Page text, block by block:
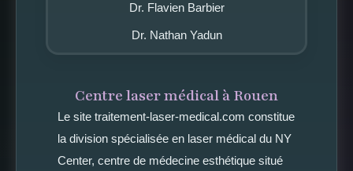
Dr. Flavien Barbier
Dr. Nathan Yadun
Centre laser médical à Rouen
Le site traitement-laser-medical.com constitue
la division spécialisée en laser médical du NY
Center, centre de médecine esthétique situé